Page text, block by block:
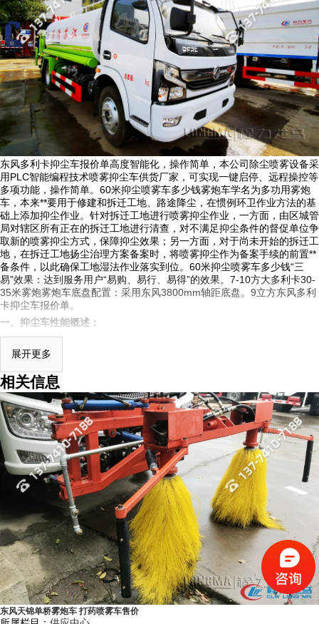
东风多利卡抑尘车报价单高度智能化，操作简单，本公司除尘喷雾设备采
用PLC智能编程技术喷雾抑尘车供货厂家，可实现一键启停、远程操控等
多项功能，操作简单。60米抑尘喷雾车多少钱雾炮车学名为多功用雾炮
车，本来**要用于修建和拆迁工地、路途降尘，在惯例环卫作业方法的基
础上添加抑尘作业。针对拆迁工地进行喷雾抑尘作业，一方面，由区城管
局对辖区所有正在的拆迁工地进行清查，对不满足抑尘条件的督促单位争
取新的喷雾抑尘方式，保障抑尘效果；另一方面，对于尚未开始的拆迁工
地，在拆迁工地扬尘治理方案备案时，将喷雾抑尘作为备案手续的前置**
备条件，以此确保工地湿法作业落实到位。60米抑尘喷雾车多少钱“三
易”效果：达到服务用户“易购、易行、易得”的效果。7-10方大多利卡30-
35米雾炮雾炮车底盘配置：采用东风3800mm轴距底盘。9立方东风多利
卡抑尘车报价单。
一、抑尘车性能概述：
****技术水平的新一代环境保洁降尘、绿化养护、园林喷药、杀菌消毒的
专用车辆设备。其主要细化分类有：多功能抑尘车、洒水车式抑尘车、铁
路专用抑尘车、爆破专用抑尘车。多功能抑尘车采用国内知名品牌二类专
用底盘改装，具有喷雾效果好，操作安全可靠，喷雾射程远，用水量小、
作业噪音低等特点。多功能抑尘车主要结构是在行走底盘机构上加装大容
积水罐、**远程雾炮机
组系统、发电机组系统、低压冲洗洒水系统、绿化
洒水高炮（可选装电子遥控水炮在车辆前端）、液压系统、电控系统、专
用的作业装置等改装而成，其性能在国内处于**水平。
二、抑尘车适用范围：
1）城市街道雾霾治理、公共场所消毒杀菌、园林绿化等市政环卫工程。
2）冶金、矿业、化工、建筑工地、房屋拆迁改造现场、场地平整现场等
领域在生产施工、转运过程中的产生扬尘，对其进行喷雾降尘。
展开更多
相关信息
东风天锦单桥雾炮车 打药喷雾车售价